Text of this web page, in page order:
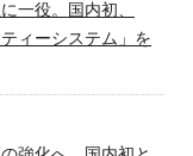
一役。国内初、
ィーシステム」を